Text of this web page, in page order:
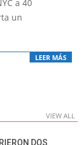
a 40
un
LEER MÁS
VIEW ALL
DOS